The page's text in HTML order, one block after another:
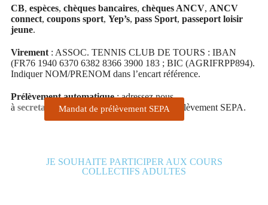
CB, espèces, chèques bancaires, chèques ANCV, ANCV
connect, coupons sport, Yep’s, pass Sport, passeport loisir
jeune.
Virement: ASSOC. TENNIS CLUB DE TOURS : IBAN
(FR76 1940 6370 6382 8366 3900 183 ; BIC (AGRIFRPP894).
Indiquer NOM/PRENOM dans l’encart référence.
Prélèvement automatique: adressez nous
à secretariat@tctours.fr votre mandat de prélèvement SEPA.
Mandat de prélèvement SEPA
JE SOUHAITE PARTICIPER AUX COURS
COLLECTIFS ADULTES